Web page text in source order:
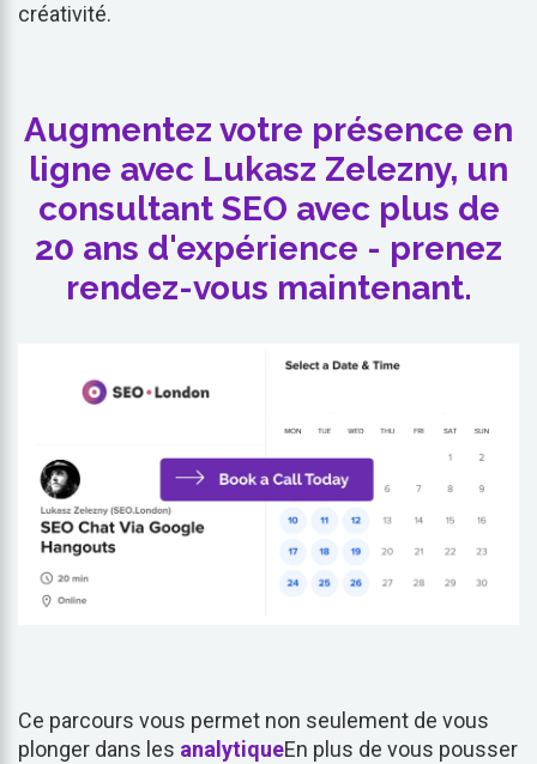
créativité.
Augmentez votre présence en
ligne avec Lukasz Zelezny, un
consultant SEO avec plus de
20 ans d'expérience - prenez
rendez-vous maintenant.
Ce parcours vous permet non seulement de vous
plonger dans les analytiqueEn plus de vous pousser